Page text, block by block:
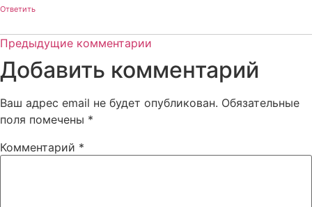
Ответить
Предыдущие комментарии
Добавить комментарий
Ваш адрес email не будет опубликован. Обязательные
поля помечены *
Комментарий *